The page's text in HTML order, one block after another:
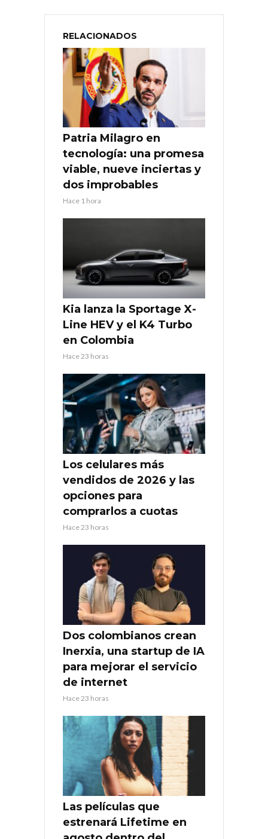
RELACIONADOS
Patria Milagro en
tecnología: una promesa
viable, nueve inciertas y
dos improbables
Hace 1 hora
Kia lanza la Sportage X-
Line HEV y el K4 Turbo
en Colombia
Hace 23 horas
Los celulares más
vendidos de 2026 y las
opciones para
comprarlos a cuotas
Hace 23 horas
Dos colombianos crean
Inerxia, una startup de IA
para mejorar el servicio
de internet
Hace 23 horas
Las películas que
estrenará Lifetime en